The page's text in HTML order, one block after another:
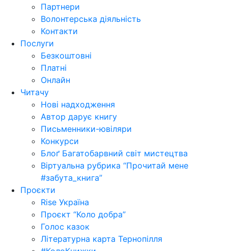
Партнери
Волонтерська діяльність
Контакти
Послуги
Безкоштовні
Платні
Онлайн
Читачу
Нові надходження
Автор дарує книгу
Письменники-ювіляри
Конкурси
Блоґ Багатобарвний світ мистецтва
Віртуальна рубрика “Прочитай мене
#забута_книга”
Проєкти
Rise Україна
Проєкт “Коло добра”
Голос казок
Літературна карта Тернопілля